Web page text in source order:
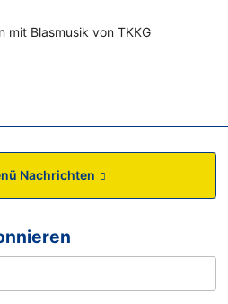
mit Blasmusik von TKKG
Nachrichten